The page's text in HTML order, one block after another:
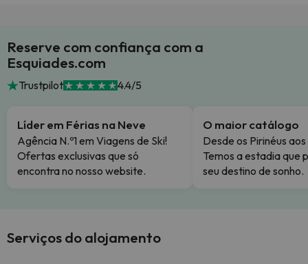
Reserve com confiança com a
Esquiades.com
Trustpilot 4.4/5
Líder em Férias na Neve
Agência N.º1 em Viagens de Ski!
Ofertas exclusivas que só
encontra no nosso website.
O maior catálogo
Desde os Pirinéus
Temos a estadia que
seu destino de sonho.
Serviços do alojamento